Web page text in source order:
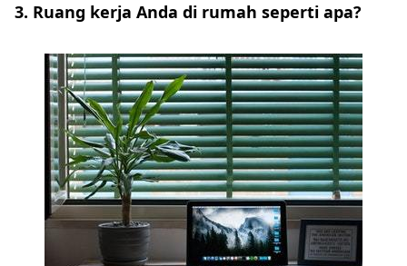
3. Ruang kerja Anda di rumah seperti apa?